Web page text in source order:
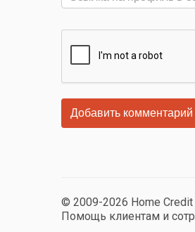
© 2009-2026 Home
Помощь клиентам и